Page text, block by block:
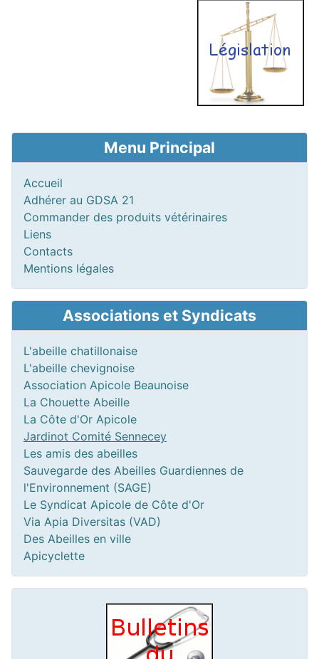
Menu Principal
Accueil
Adhérer au GDSA 21
Commander des produits vétérinaires
Liens
Contacts
Mentions légales
Associations et Syndicats
L'abeille chatillonaise
L'abeille chevignoise
Association Apicole Beaunoise
La Chouette Abeille
La Côte d'Or Apicole
Jardinot Comité Sennecey
Les amis des abeilles
Sauvegarde des Abeilles Guardiennes de
l'Environnement (SAGE)
Le Syndicat Apicole de Côte d'Or
Via Apia Diversitas (VAD)
Des Abeilles en ville
Apicyclette